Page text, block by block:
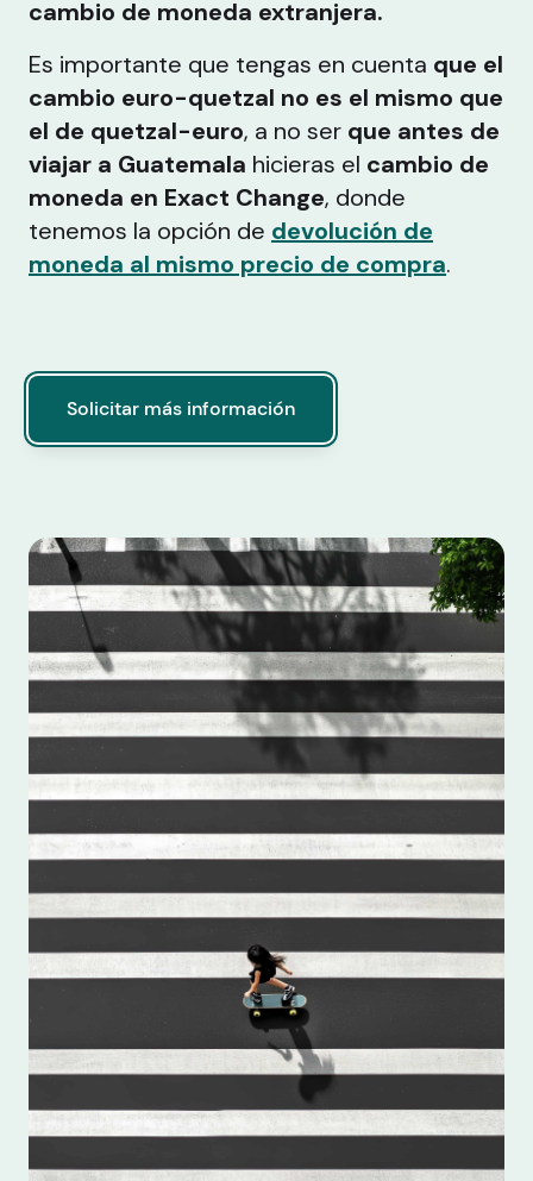
cambio de moneda extranjera.
Es importante que tengas en cuenta que el
cambio euro-quetzal no es el mismo que
el de quetzal-euro, a no ser que antes de
viajar a Guatemala hicieras el cambio de
moneda en Exact Change, donde
tenemos la opción de devolución de
moneda al mismo precio de compra.
Solicitar más información
Solicitar más información